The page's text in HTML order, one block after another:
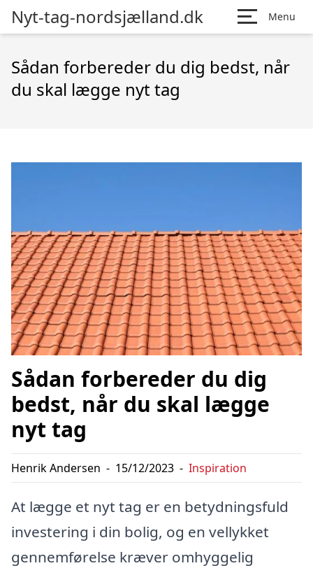
Nyt-tag-nordsjælland.dk Menu
Sådan forbereder du dig bedst, når
du skal lægge nyt tag
Sådan forbereder du dig
bedst, når du skal lægge
nyt tag
Henrik Andersen - 15/12/2023 - Inspiration
At lægge et nyt tag er en betydningsfuld
investering i din bolig, og en vellykket
gennemførelse kræver omhyggelig